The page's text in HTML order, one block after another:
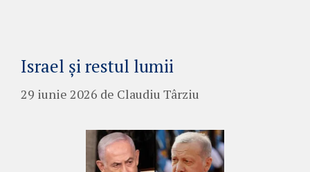
Israel și restul lumii
29 iunie 2026 de Claudiu Târziu